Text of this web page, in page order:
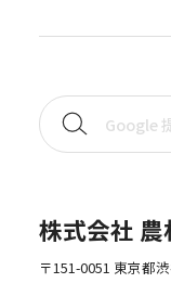
株式会社
〒151-0051 東京都